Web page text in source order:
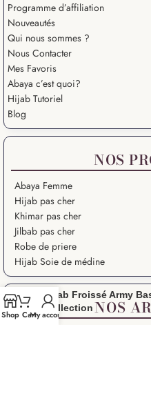
Programme d’affiliation
Nouveautés
Qui nous sommes ?
Nous Contacter
Mes Favoris
Abaya c’est quoi?
Hijab Tutoriel
Blog
NOS
Abaya Femme
Hijab pas cher
Khimar pas cher
Jilbab pas cher
Robe de priere
Hijab Soie de médine
NOS
Shop CartMy account
Hijab Froissé Army
Collection